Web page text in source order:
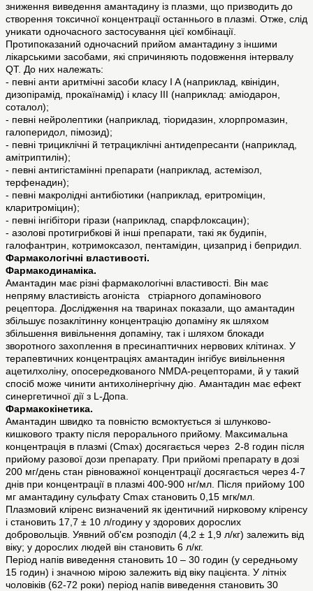
зниження виведення амантадину із плазми, що призводить до
створення токсичної концентрації останнього в плазмі. Отже, слід
уникати одночасного застосування цієї комбінації.
Протипоказаний одночасний прийом амантадину з іншими
лікарськими засобами, які спричиняють подовження інтервалу
QT. До них належать:
- певні анти аритмічні засоби класу I A (наприклад, квінідин,
дизопірамід, прокаїнамід) і класу III (наприклад: аміодарон,
соталол);
- певні нейролептики (наприклад, тіоридазин, хлорпромазин,
галоперидол, пімозид);
- певні трициклічні й тетрациклічні антидепресанти (наприклад,
амітриптилін);
- певні антигістамінні препарати (наприклад, астемізол,
терфенадин);
- певні макролідні антибіотики (наприклад, еритроміцин,
кларитроміцин);
- певні інгібітори гірази (наприклад, спарфлоксацин);
- азолові протигрибкові й інші препарати, такі як будипін,
галофантрин, котримоксазол, пентамідин, цизаприд і бепридил.
Фармакологічні властивості.
Фармакодинаміка.
Амантадин має різні фармакологічні властивості. Він має
непряму властивість агоніста стріарного допамінового
рецептора. Дослідження на тваринах показали, що амантадин
збільшує позаклітинну концентрацію допаміну як шляхом
збільшення вивільнення допаміну, так і шляхом блокади
зворотного захоплення в пресинаптичних нервових клітинах. У
терапевтичних концентраціях амантадин інгібує вивільнення
ацетилхоліну, опосередкованого NMDA-рецепторами, й у такий
спосіб може чинити антихолінергічну дію. Амантадин має ефект
синергетичної дії з L-Допа.
Фармакокінетика.
Амантадин швидко та повністю всмоктується зі шлунково-
кишкового тракту після перорального прийому. Максимальна
концентрація в плазмі (Сmax) досягається через 2-8 годин після
прийому разової дози препарату. При прийомі препарату в дозі
200 мг/день стан рівноважної концентрації досягається через 4-7
днів при концентрації в плазмі 400-900 нг/мл. Після прийому 100
мг амантадину сульфату Сmax становить 0,15 мгк/мл.
Плазмовий кліренс визначений як ідентичний нирковому кліренсу
і становить 17,7 ± 10 л/годину у здорових дорослих
добровольців. Уявний об'єм розподіл (4,2 ± 1,9 л/кг) залежить від
віку; у дорослих людей він становить 6 л/кг.
Період напів виведення становить 10 – 30 годин (у середньому
15 годин) і значною мірою залежить від віку пацієнта. У літніх
чоловіків (62-72 роки) період напів виведення становить 30